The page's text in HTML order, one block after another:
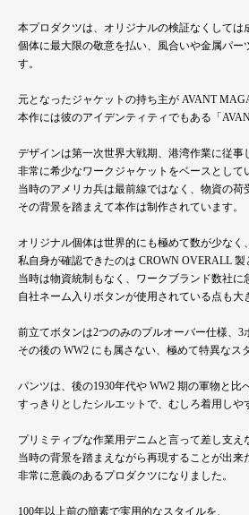
本プロダクツは、オリジナルの検証なくしては
個体に最大限の敬意を払い、風合いや金属パ
す。
元となったジャケットの持ち主が AVANT
本作には彼のアイデンティティでもある「
デザインは第一次世界大戦期、港湾作業に従
非常に希少なワークジャケットをベースとして
当時のアメリカ兵は最前線ではなく、物資の
その背景を踏まえて本作は制作されています。
オリジナル個体は世界的にも極めて数が少なく、
私自身が確認できたのは CROWN OVERALL 製
当時は物資統制もなく、ワークブランド数社
自社ネーム入りボタンが使用されている点も大
前立てボタンは2つのみのプルオーバー仕様、3
その後の WW2 にも属さない、極めて特異な
パンツは、後の1930年代や WW2 期の軍物と比
すっきりとしたシルエットで、むしろ着用しや
プリミティブな作業用デニムと言って差し支
当時の背景を踏まえながら再現することが出来
非常に意義のあるプロダクツになりました。
100年以上前の簡素で実用的なスタイルを、